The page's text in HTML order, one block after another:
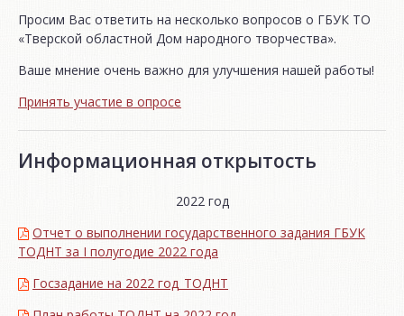
Просим Вас ответить на несколько вопросов о ГБУК ТО
«Тверской областной Дом народного творчества».
Ваше мнение очень важно для улучшения нашей работы!
Принять участие в опросе
Информационная открытость
2022 год
Отчет о выполнении государственного задания ГБУК
ТОДНТ за I полугодие 2022 года
Госзадание на 2022 год_ТОДНТ